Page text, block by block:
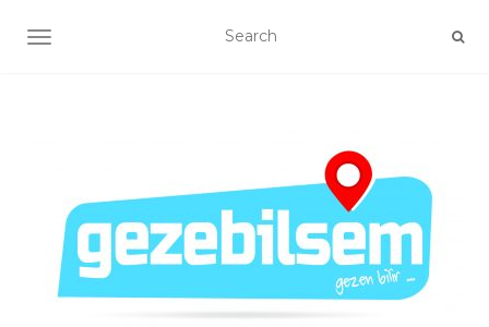
TOGGLE NAVIGATION